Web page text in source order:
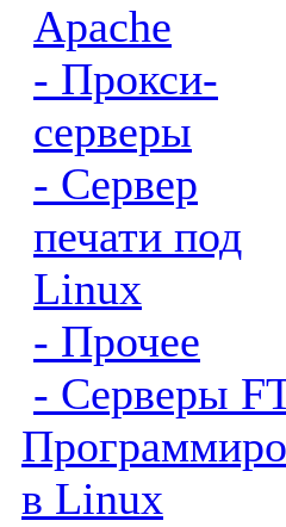
Apache
- Прокси-
серверы
- Сервер
печати под
Linux
- Прочее
- Серверы
в Linux